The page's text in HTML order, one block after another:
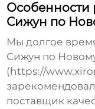
Сижун по
Мы долгое
Сижун по
(https://
поставщик